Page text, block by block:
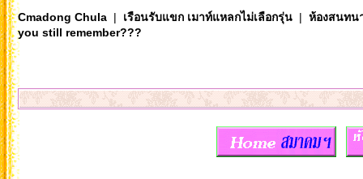
Cmadong Chula| เรือนรับแขก เมาท์แหลกไม่เลือกรุ่น| ห้องสนทน
you still remember???